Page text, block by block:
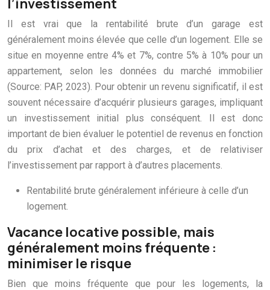
Il est vrai que la rentabilité brute d’un garage est
généralement moins élevée que celle d’un logement. Elle se
situe en moyenne entre 4% et 7%, contre 5% à 10% pour un
appartement, selon les données du marché immobilier
(Source: PAP, 2023). Pour obtenir un revenu significatif, il est
souvent nécessaire d’acquérir plusieurs garages, impliquant
un investissement initial plus conséquent. Il est donc
important de bien évaluer le potentiel de revenus en fonction
du prix d’achat et des charges, et de relativiser
l’investissement par rapport à d’autres placements.
Rentabilité brute généralement inférieure à celle d’un
logement.
Vacance locative possible, mais
généralement moins fréquente :
minimiser le risque
Bien que moins fréquente que pour les logements, la